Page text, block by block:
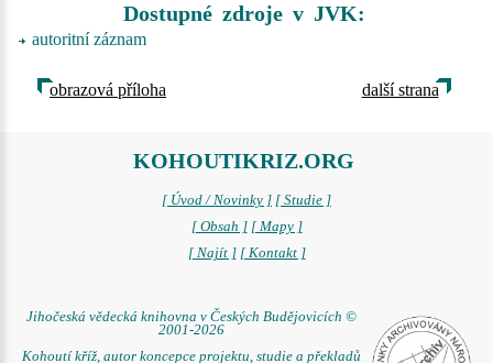
Dostupné zdroje v JVK:
autoritní záznam
obrazová příloha další strana
KOHOUTIKRIZ.ORG
[ Úvod / Novinky ] [ Studie ]
[ Obsah ] [ Mapy ]
[ Najít ] [ Kontakt ]
Jihočeská vědecká knihovna v Českých Budějovicích ©
2001-2026
Kohoutí kříž, autor koncepce projektu, studie a překladů